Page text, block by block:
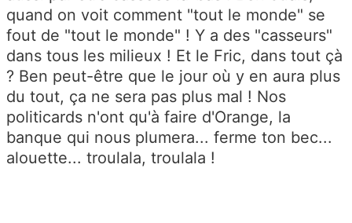
quand on voit comment "tout le monde" se
fout de "tout le monde" ! Y a des "casseurs"
dans tous les milieux ! Et le Fric, dans tout çà
? Ben peut-être que le jour où y en aura plus
du tout, ça ne sera pas plus mal ! Nos
politicards n'ont qu'à faire d'Orange, la
banque qui nous plumera... ferme ton bec...
alouette... troulala, troulala !